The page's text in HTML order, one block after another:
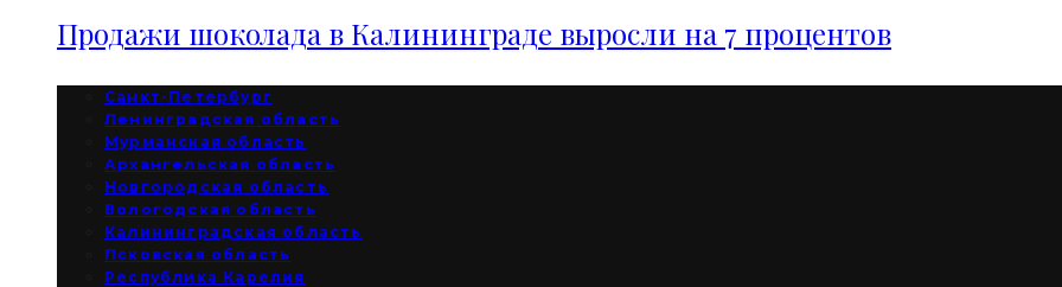
Продажи шоколада в Калининграде выросли на 7 процентов
Санкт-Петербург
Ленинградская область
Мурманская область
Архангельская область
Новгородская область
Вологодская область
Калининградская область
Псковская область
Республика Карелия